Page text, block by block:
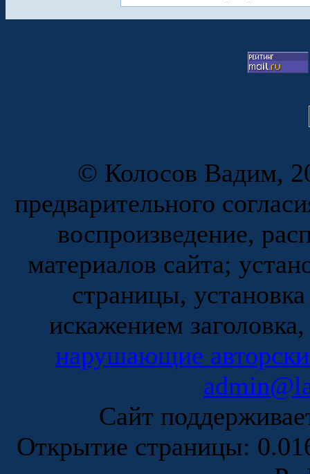
© Колосов Вадим,
предварительного
воспроизведение,
материалов сайта;
страницы,
искажением
нарушающие
Сайт
Открытие страницы: